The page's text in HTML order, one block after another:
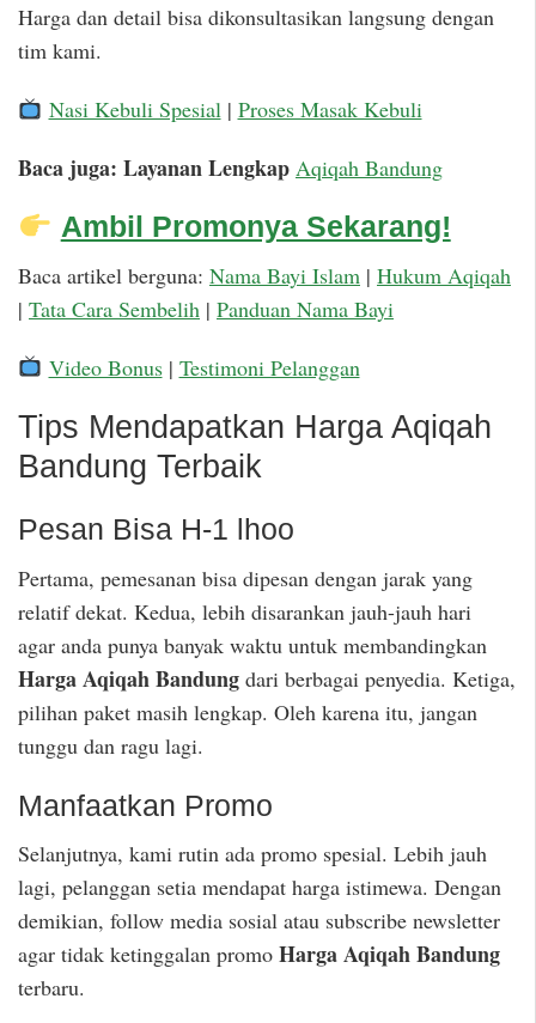
Harga dan detail bisa dikonsultasikan langsung dengan
tim kami.
Nasi Kebuli Spesial| Proses Masak Kebuli
Baca juga: Layanan Lengkap Aqiqah Bandung
Ambil Promonya Sekarang!
Baca artikel berguna: Nama Bayi Islam | Hukum Aqiqah
| Tata Cara Sembelih | Panduan Nama Bayi
Video Bonus| Testimoni Pelanggan
Tips Mendapatkan Harga Aqiqah
Bandung Terbaik
Pesan Bisa H-1 lhoo
Pertama, pemesanan bisa dipesan dengan jarak yang
relatif dekat. Kedua, lebih disarankan jauh-jauh hari
agar anda punya banyak waktu untuk membandingkan
Harga Aqiqah Bandung dari berbagai penyedia. Ketiga,
pilihan paket masih lengkap. Oleh karena itu, jangan
tunggu dan ragu lagi.
Manfaatkan Promo
Selanjutnya, kami rutin ada promo spesial. Lebih jauh
lagi, pelanggan setia mendapat harga istimewa. Dengan
demikian, follow media sosial atau subscribe newsletter
agar tidak ketinggalan promo Harga Aqiqah Bandung
terbaru.